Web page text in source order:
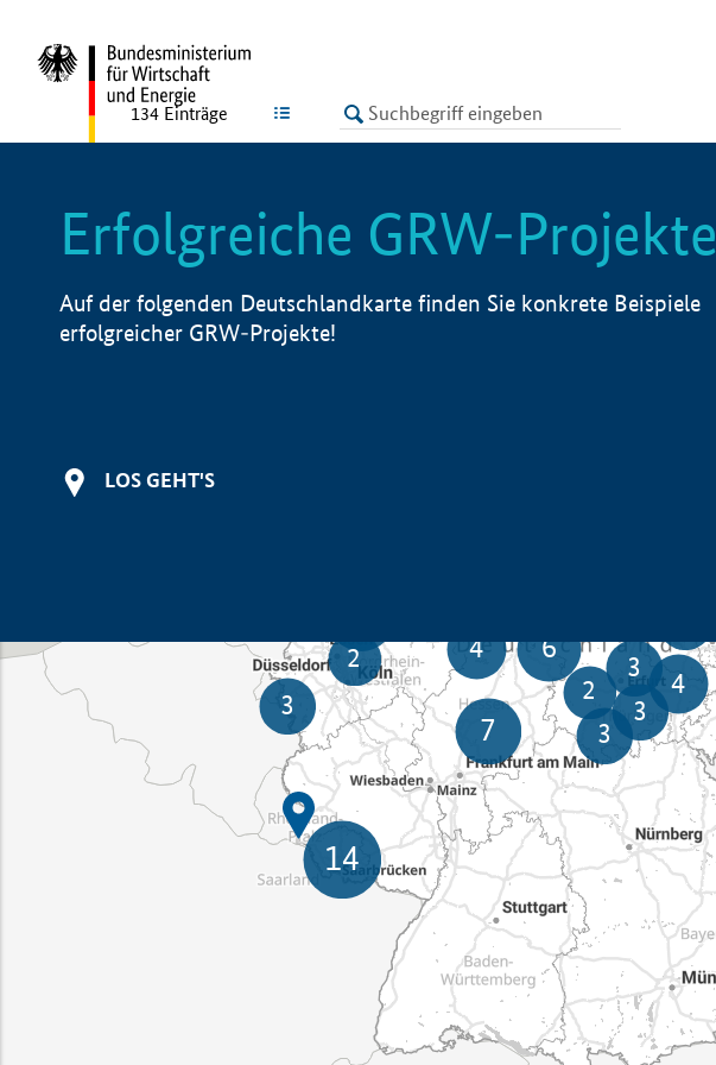
LISTE
134 Einträge
Erfolgreiche GRW-Projekte
Auf der folgenden Deutschlandkarte finden Sie konkrete Beispiele
erfolgreicher GRW-Projekte!
LOS GEHT'S